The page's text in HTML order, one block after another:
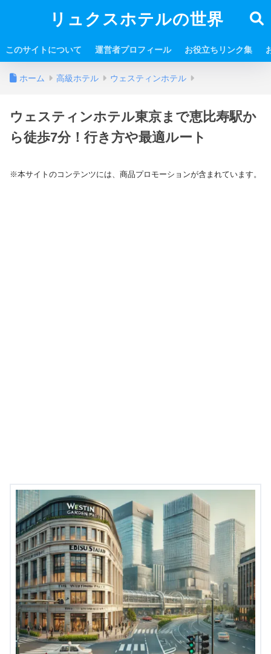
リュクスホテルの世界
このサイトについて 運営者プロフィール お役立ちリンク集
ホーム 高級ホテル ウェスティンホテル
ウェスティンホテル東京まで恵比寿駅か
ら徒歩7分！行き方や最適ルート
※本サイトのコンテンツには、商品プロモーションが含まれています。